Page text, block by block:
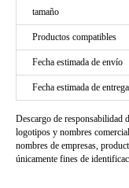
tamaño
Productos compatibles
Fecha estimada de envío
Fecha estimada de entrega
Descargo de responsabilidad
logotipos y nombres
nombres de empresas,
únicamente fines de